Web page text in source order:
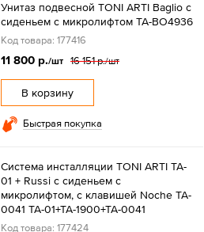
Унитаз подвесной TONI ARTI Baglio с
сиденьем с микролифтом TA-BO4936
Код товара: 177416
11 800 р./шт 16 151 р./шт
В корзину
Быстрая покупка
Система инсталляции TONI ARTI TA-
01 + Russi с сиденьем с
микролифтом, с клавишей Noche TA-
0041 TA-01+TA-1900+TA-0041
Код товара: 177424